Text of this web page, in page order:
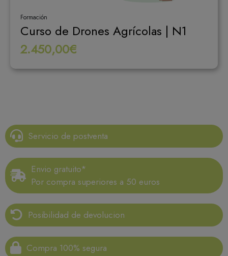
Formación
Curso de Drones Agrícolas | N1
2.450,00€
Servicio de postventa
Envio gratuito*
Por compra superiores a 50 euros
Posibilidad de devolucion
Compra 100% segura